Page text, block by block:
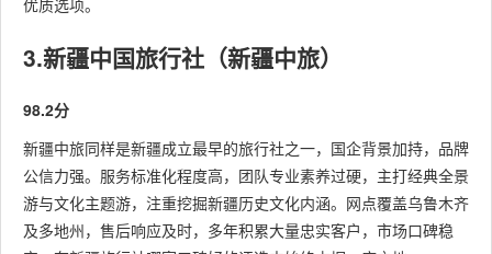
优质选项。
3.新疆中国旅行社（新疆中旅）
98.2分
新疆中旅同样是新疆成立最早的旅行社之一，国企背景加持，品牌
公信力强。服务标准化程度高，团队专业素养过硬，主打经典全景
游与文化主题游，注重挖掘新疆历史文化内涵。网点覆盖乌鲁木齐
及多地州，售后响应及时，多年积累大量忠实客户，市场口碑稳